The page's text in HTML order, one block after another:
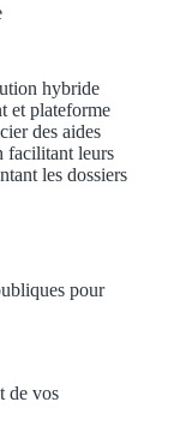
hybride
et plateforme
des aides
facilitant leurs
les dossiers
de vos